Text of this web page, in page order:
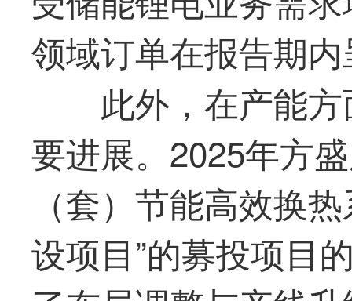
领域订单在报告期
此外，在产能
要进展。2025年方盛
（套）节能高效换
设项目”的募投项目